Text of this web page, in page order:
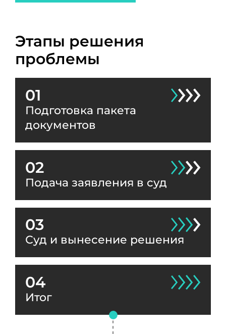
Этапы решения
проблемы
01
Подготовка пакета
документов
02
Подача заявления в суд
03
Суд и вынесение решения
04
Итог